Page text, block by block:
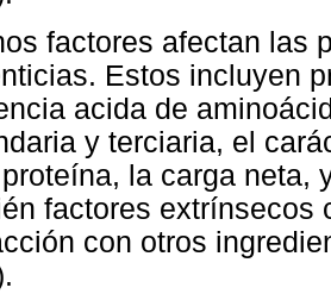
factores afectan las
Estos incluyen
acida de
y terciaria, el
la carga neta,
factores extrínsecos
con otros